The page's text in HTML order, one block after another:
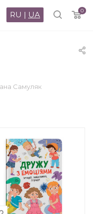
0
RU | UA
Самуляк